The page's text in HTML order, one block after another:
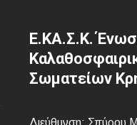
Ε.ΚΑ.Σ.Κ.
Σωματείων
Διεύθυνση: Σπύρου